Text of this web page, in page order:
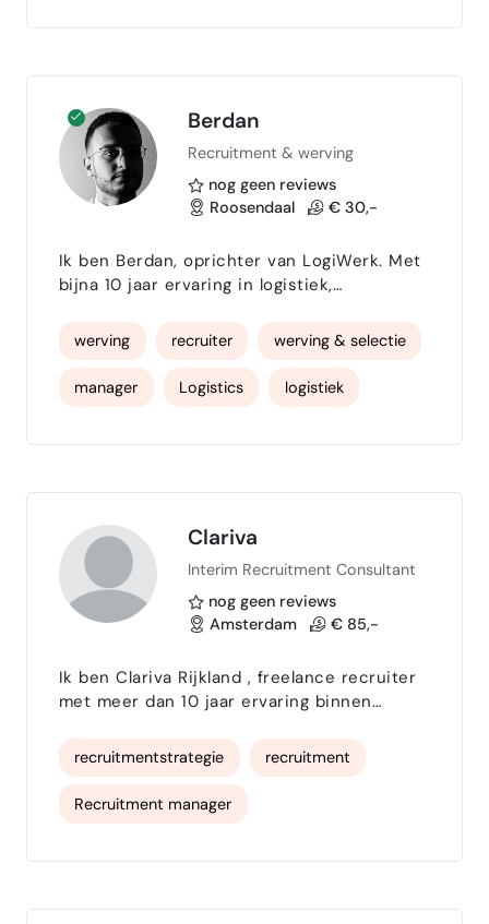
stakeholders en het leveren van meetbare
zijn…
Berdan
Recruitment & werving
nog geen reviews
Roosendaal
€ 30,-
Ik ben Berdan, oprichter van LogiWerk. Met
bijna 10 jaar ervaring in logistiek,
de transport- en logistieke sector aan
geschikt en gemotiveerd personeel. Mijn
werkwijze is simpel en risicovrij: No Cure
No Pay . Geen kosten vooraf Alleen bij
jou in dienst (geen uitzendconstructie) Ik
werving recruiter werving & selectie
manager Logistics logistiek
Clariva
Interim Recruitment Consultant
nog geen reviews
Amsterdam
€ 85,-
Ik ben Clariva Rijkland , freelance recruiter
met meer dan 10 jaar ervaring binnen
Mijn focus ligt op het werven van nieuwe
kandidaten en het optimaliseren van
recruitmentprocessen . Ik help organisaties
hun talentstrategie te versterken en
Full-cycle recruitment (van intake tot
recruitmentstrategie recruitment
Recruitment manager